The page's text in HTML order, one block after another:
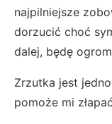
najpilniejsze
dorzucić choć
dalej, będę
Zrzutka jest
pomoże mi